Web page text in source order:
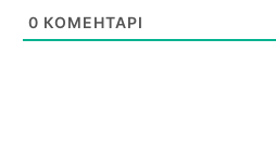
0 КОМЕНТАРІ